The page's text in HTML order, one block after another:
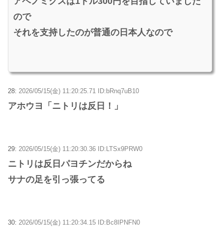
ので
それを支持したのが普通の日本人なので
28: 2026/05/15(金) 11:20:25.71 ID:bRnq7uB10
アホウヨ「ニトリは反日！」
29: 2026/05/15(金) 11:20:30.36 ID:LTSx9PRW0
ニトリは反日パヨチンだからね
サナの足を引っ張ってる
30: 2026/05/15(金) 11:20:34.15 ID:Bc8IPNFN0